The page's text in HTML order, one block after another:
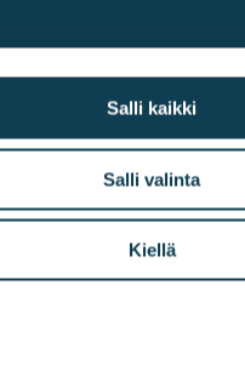
Salli kaikki
Salli valinta
Kiellä
MedialleToimistot